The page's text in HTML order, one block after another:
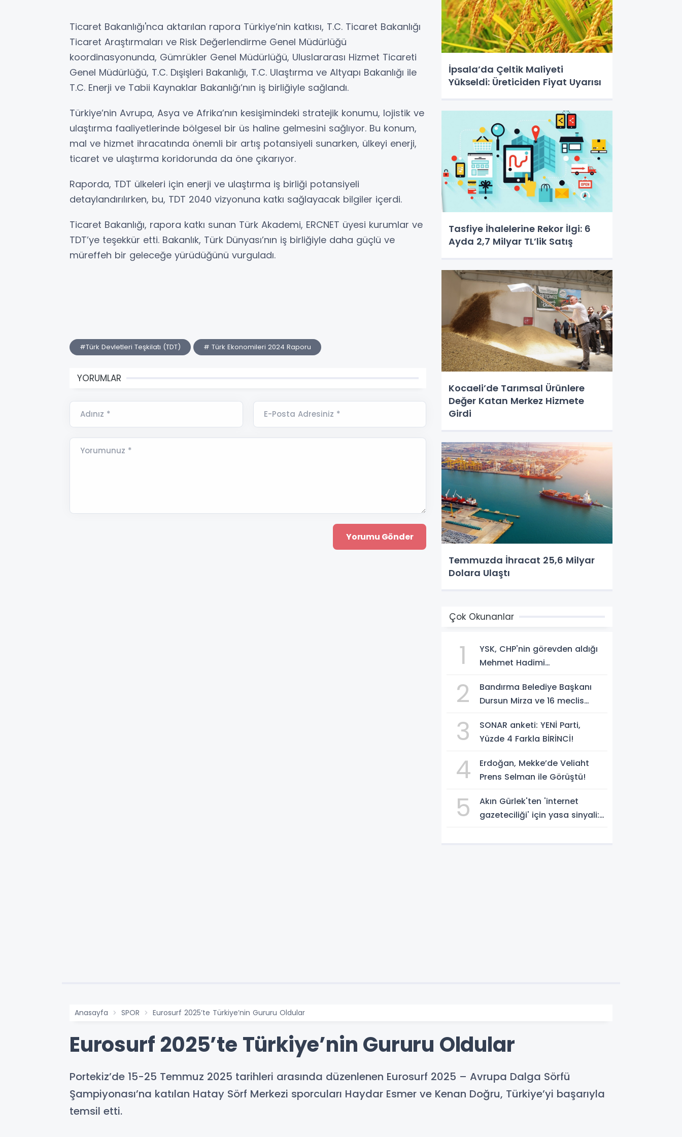
Ticaret Bakanlığı'nca aktarılan rapora Türkiye’nin katkısı, T.C. Ticaret Bakanlığı
Ticaret Araştırmaları ve Risk Değerlendirme Genel Müdürlüğü
koordinasyonunda, Gümrükler Genel Müdürlüğü, Uluslararası Hizmet Ticareti
Genel Müdürlüğü, T.C. Dışişleri Bakanlığı, T.C. Ulaştırma ve Altyapı Bakanlığı ile
T.C. Enerji ve Tabii Kaynaklar Bakanlığı’nın iş birliğiyle sağlandı.
Türkiye’nin Avrupa, Asya ve Afrika’nın kesişimindeki stratejik konumu, lojistik ve
ulaştırma faaliyetlerinde bölgesel bir üs haline gelmesini sağlıyor. Bu konum,
mal ve hizmet ihracatında önemli bir artış potansiyeli sunarken, ülkeyi enerji,
ticaret ve ulaştırma koridorunda da öne çıkarıyor.
Raporda, TDT ülkeleri için enerji ve ulaştırma iş birliği potansiyeli
detaylandırılırken, bu, TDT 2040 vizyonuna katkı sağlayacak bilgiler içerdi.
Ticaret Bakanlığı, rapora katkı sunan Türk Akademi, ERCNET üyesi kurumlar ve
TDT’ye teşekkür etti. Bakanlık, Türk Dünyası’nın iş birliğiyle daha güçlü ve
müreffeh bir geleceğe yürüdüğünü vurguladı.
#Türk Devletleri Teşkilatı (TDT) # Türk Ekonomileri 2024 Raporu
YORUMLAR
Adınız * E-Posta Adresiniz *
Yorumunuz *
İpsala’da Çeltik Maliyeti
Yükseldi: Üreticiden Fiyat Uyarısı
Tasfiye İhalelerine Rekor İlgi: 6
Ayda 2,7 Milyar TL’lik Satış
Kocaeli’de Tarımsal Ürünlere
Değer Katan Merkez Hizmete
Girdi
Temmuzda İhracat 25,6 Milyar
Dolara Ulaştı
Çok Okunanlar
1
YSK, CHP'nin görevden aldığı
Mehmet Hadimi
temsilcisi olarak atadı!
2
Bandırma Belediye Başkanı
Dursun Mirza ve 16 meclis
geçti!
3
SONAR anketi: YENİ Parti,
Yüzde 4 Farkla BİRİNCİ!
4
Erdoğan, Mekke’de Veliaht
Prens Selman ile Görüştü!
5
Akın Gürlek'ten 'internet
gazeteciliği' için yasa sinyali:
Anasayfa SPOR Eurosurf 2025’te Türkiye’nin Gururu Oldular
Eurosurf 2025’te Türkiye’nin Gururu Oldular
Portekiz’de 15-25 Temmuz 2025 tarihleri arasında düzenlenen Eurosurf 2025 – Avrupa Dalga Sörfü
Şampiyonası’na katılan Hatay Sörf Merkezi sporcuları Haydar Esmer ve Kenan Doğru, Türkiye’yi başarıyla
temsil etti.